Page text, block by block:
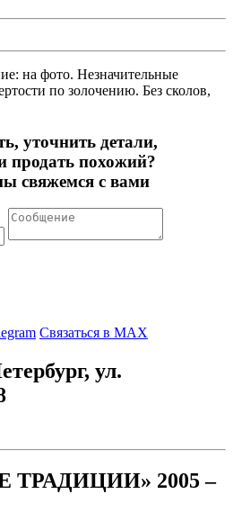
на фото. Незначительные
по золочению. Без сколов,
уточнить детали,
продать похожий?
свяжемся с вами
Связаться в MAX
ул.
2005 –